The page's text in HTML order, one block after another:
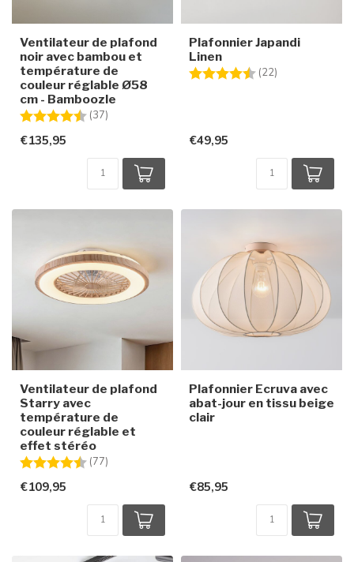
Ventilateur de plafond
noir avec bambou et
température de
couleur réglable Ø58
cm - Bamboozle
Note:
(37)
€135,95
Plafonnier Japandi
Linen
Note:
(22)
€49,95
Ventilateur de plafond
Starry avec
température de
couleur réglable et
effet stéréo
Note:
(77)
€109,95
Plafonnier Ecruva avec
abat-jour en tissu beige
clair
€85,95